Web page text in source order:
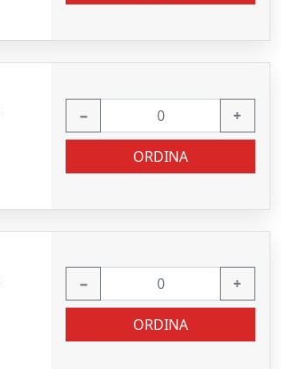
− +
ORDINA
− +
ORDINA